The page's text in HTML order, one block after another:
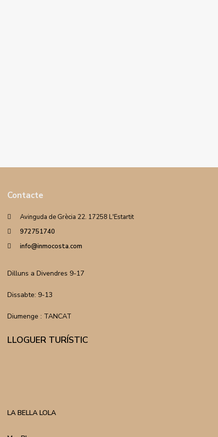
Contacte
Avinguda de Grècia 22. 17258 L'Estartit
972751740
info@inmocosta.com
Dilluns a Divendres 9-17
Dissabte: 9-13
Diumenge : TANCAT
LLOGUER TURÍSTIC
LA BELLA LOLA